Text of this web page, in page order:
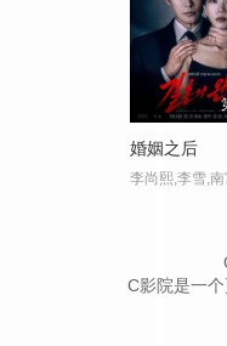
婚姻之后
C影院是一